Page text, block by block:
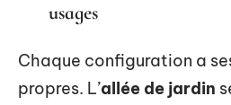
usages
Chaque configuration a
propres. L’allée de jardin